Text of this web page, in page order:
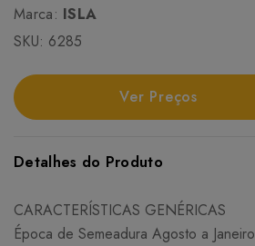
Marca: ISLA
SKU: 6285
Ver Preços
Detalhes do Produto
CARACTERÍSTICAS GENÉRICAS
Época de Semeadura Agosto a Janeiro